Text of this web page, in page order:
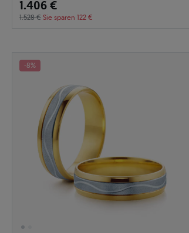
1.406 €
1.528 € Sie sparen 122 €
-8%